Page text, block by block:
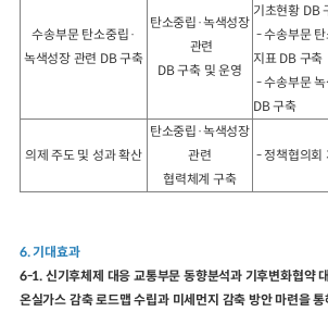
수송부문 탄소중립·
녹색성장 관련 DB 구축
탄소중립·녹색성장
관련
DB 구축 및 운영
기초현황 DB
- 수송부문
지표 DB 구축
- 수송부문
DB 구축
의제 주도 및 성과 확산
탄소중립·녹색성장
관련
협력체계 구축
- 정책협의회
6. 기대효과
6-1. 신기후체제 대응 교통부문 동향분석과 기후변화협약
온실가스 감축 로드맵 수립과 미세먼지 감축 방안 마련을